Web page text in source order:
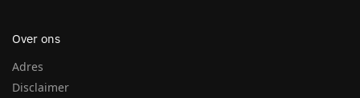
Over ons
Adres
Disclaimer